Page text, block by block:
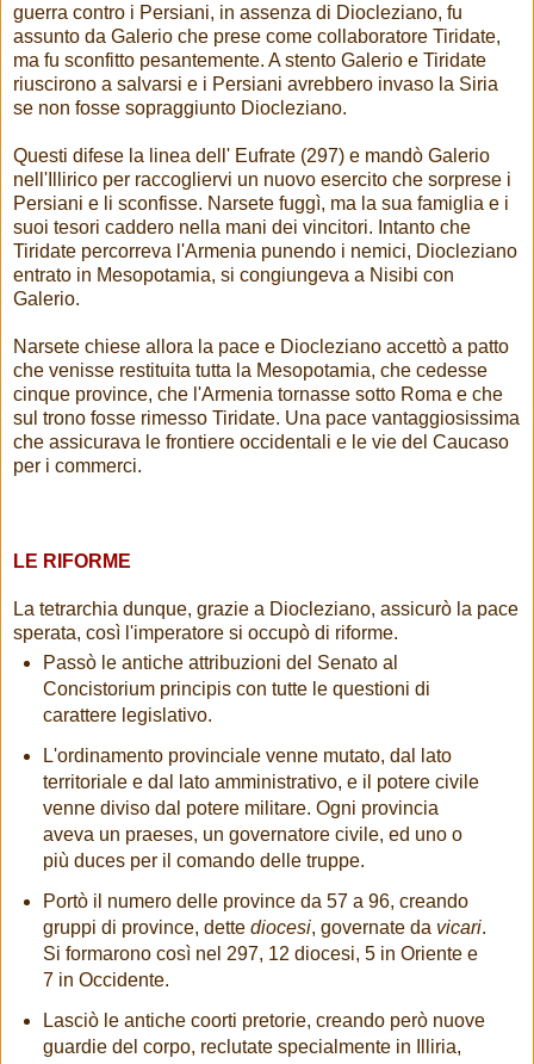
guerra contro i Persiani, in assenza di Diocleziano, fu
assunto da Galerio che prese come collaboratore Tiridate,
ma fu sconfitto pesantemente. A stento Galerio e Tiridate
riuscirono a salvarsi e i Persiani avrebbero invaso la Siria
se non fosse sopraggiunto Diocleziano.
Questi difese la linea dell' Eufrate (297) e mandò Galerio
nell'Illirico per raccogliervi un nuovo esercito che sorprese i
Persiani e li sconfisse. Narsete fuggì, ma la sua famiglia e i
suoi tesori caddero nella mani dei vincitori. Intanto che
Tiridate percorreva l'Armenia punendo i nemici, Diocleziano
entrato in Mesopotamia, si congiungeva a Nisibi con
Galerio.
Narsete chiese allora la pace e Diocleziano accettò a patto
che venisse restituita tutta la Mesopotamia, che cedesse
cinque province, che l'Armenia tornasse sotto Roma e che
sul trono fosse rimesso Tiridate. Una pace vantaggiosissima
che assicurava le frontiere occidentali e le vie del Caucaso
per i commerci.
LE RIFORME
La tetrarchia dunque, grazie a Diocleziano, assicurò la pace
sperata, così l'imperatore si occupò di riforme.
Passò le antiche attribuzioni del Senato al
Concistorium principis con tutte le questioni di
carattere legislativo.
L'ordinamento provinciale venne mutato, dal lato
territoriale e dal lato amministrativo, e il potere civile
venne diviso dal potere militare. Ogni provincia
aveva un praeses, un governatore civile, ed uno o
più duces per il comando delle truppe.
Portò il numero delle province da 57 a 96, creando
gruppi di province, dette diocesi, governate da vicari.
Si formarono così nel 297, 12 diocesi, 5 in Oriente e
7 in Occidente.
Lasciò le antiche coorti pretorie, creando però nuove
guardie del corpo, reclutate specialmente in Illiria,